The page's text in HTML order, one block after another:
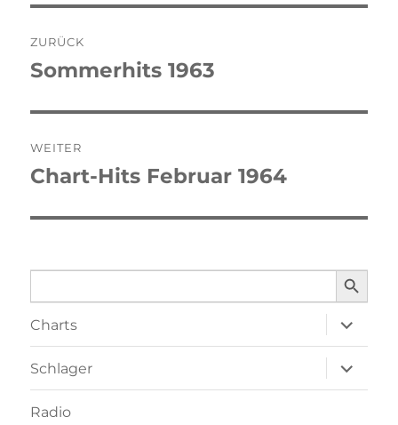
ZURÜCK
Vorheriger
Sommerhits 1963
WEITER
Nächster
Chart-Hits Februar 1964
Search
SEARCH
Charts
öffnen
Schlager
öffnen
Radio